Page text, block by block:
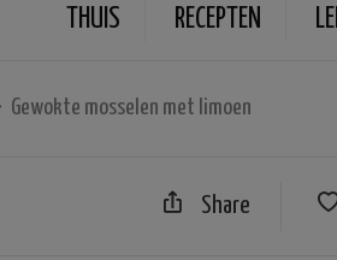
THUIS RECEPTEN
Gewokte mosselen met limoen
Share